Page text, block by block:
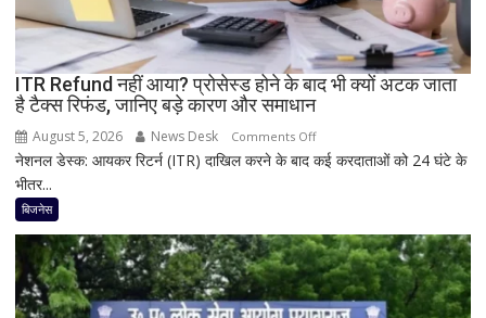
BJP
पर
निशाना
ITR Refund नहीं आया? प्रोसेस्ड होने के बाद भी क्यों अटक जाता
है टैक्स रिफंड, जानिए बड़े कारण और समाधान
August 5, 2026 News Desk Comments Offon
ITR
आया?
प्रोसेस्ड
होने
के
नेशनल डेस्क: आयकर रिटर्न (ITR) दाखिल करने के बाद कई करदाताओं को 24 घंटे के
भीतर...
बिजनेस